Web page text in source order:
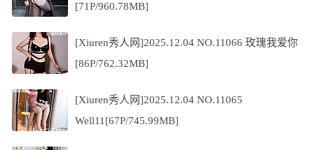
[71P/960.78MB]
[Xiuren秀人网]2025.12.04 NO.11066 玫瑰我爱你
[86P/762.32MB]
[Xiuren秀人网]2025.12.04 NO.11065
Well11[67P/745.99MB]